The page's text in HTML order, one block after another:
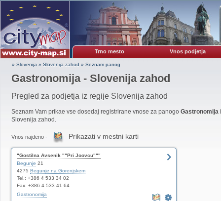
Trno mesto Vnos podjetja
» Slovenija » Slovenija zahod » Seznam panog
Gastronomija - Slovenija zahod
Pregled za podjetja iz regije Slovenija zahod
Seznam Vam prikae vse dosedaj registrirane vnose za panogo Gastronomija
Slovenija zahod.
Vnos najdeno - Prikazati v mestni karti
"Gostilna Avsenik ""Pri Joovcu"""
Begunje 21
4275 Begunje na Gorenjskem
Tel.: +386 4 533 34 02
Fax: +386 4 533 41 64
Gastronomija